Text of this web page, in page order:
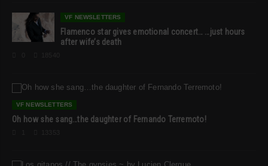
VF NEWSLETTERS
Flamenco star gives emotional concert… …just hours
after wife’s death
VF NEWSLETTERS
Oh how she sang…the daughter of Fernando Terremoto!